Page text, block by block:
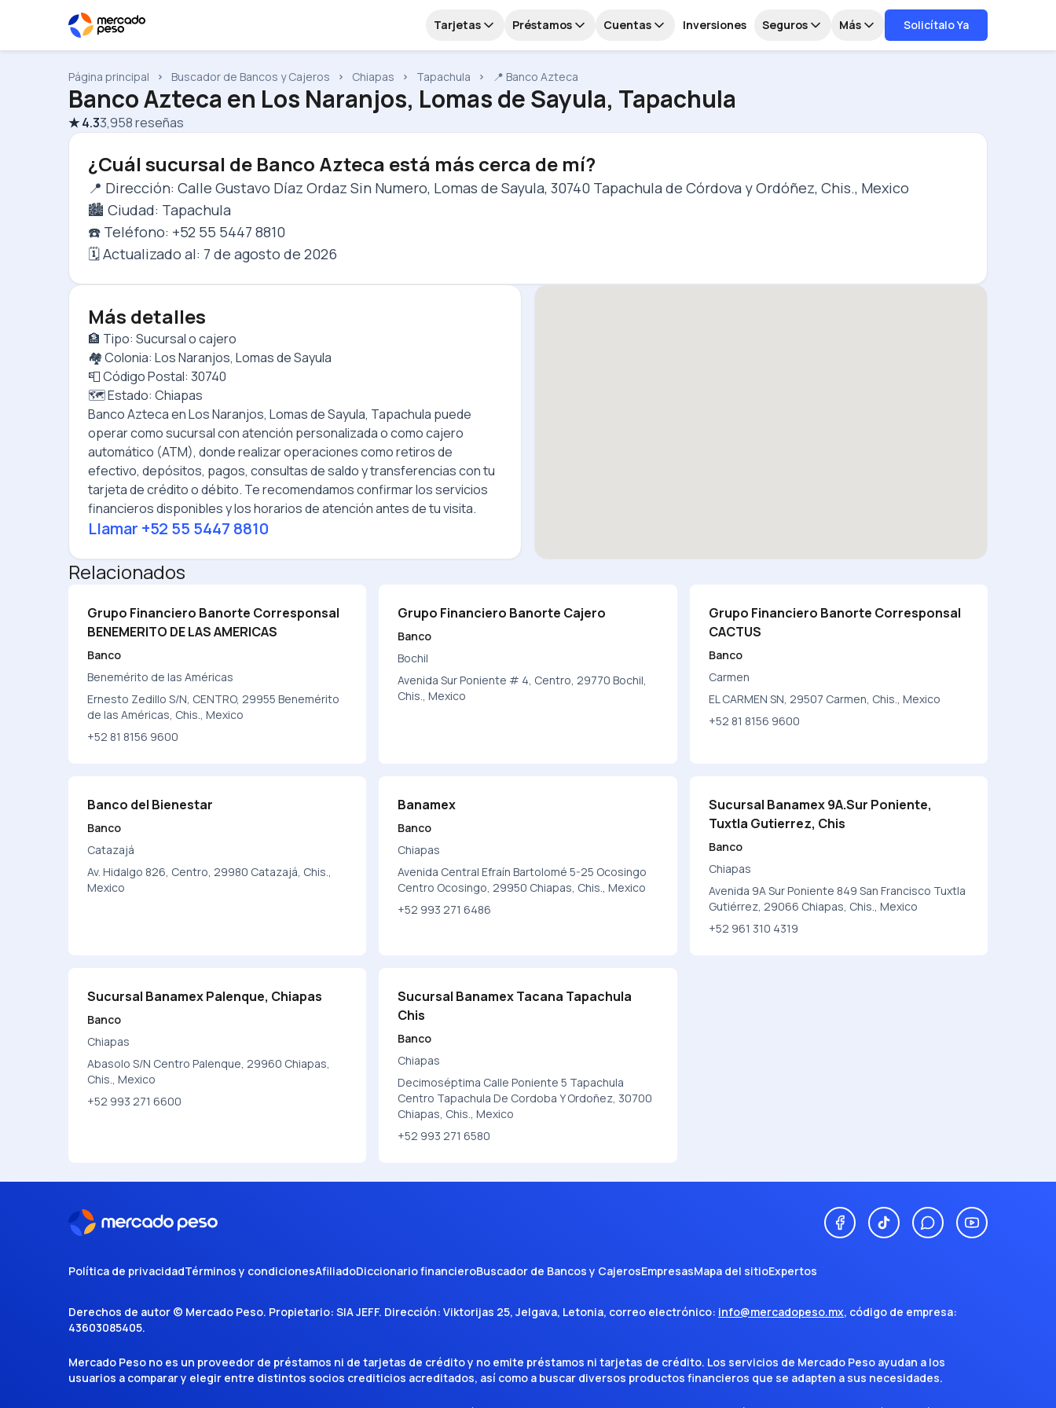
Tarjetas Préstamos Cuentas Inversiones Seguros Más Solicítalo Ya
Página principal Buscador de Bancos y Cajeros Chiapas Tapachula 📍 Banco Azteca
Banco Azteca en Los Naranjos, Lomas de Sayula, Tapachula
★4.33,958reseñas
¿Cuál sucursal de Banco Azteca está más cerca de mí?
📍 Dirección: Calle Gustavo Díaz Ordaz Sin Numero, Lomas de Sayula, 30740 Tapachula de Córdova y Ordóñez, Chis., Mexico
🏙️ Ciudad: Tapachula
☎️ Teléfono: +52 55 5447 8810
🗓️ Actualizado al: 7 de agosto de 2026
Más detalles
🏦 Tipo: Sucursal o cajero
🏘️ Colonia: Los Naranjos, Lomas de Sayula
📮 Código Postal: 30740
🗺️ Estado: Chiapas
Banco AztecaenLos Naranjos, Lomas de Sayula, Tapachula puede
operar como sucursal con atención personalizada o como cajero
automático (ATM), donde realizar operaciones como retiros de
efectivo, depósitos, pagos, consultas de saldo y transferencias con tu
tarjeta de crédito o débito. Te recomendamos confirmar los servicios
financieros disponibles y los horarios de atención antes de tu visita.
Llamar +52 55 5447 8810
Relacionados
Grupo Financiero Banorte Corresponsal
BENEMERITO DE LAS AMERICAS
Banco
Benemérito de las Américas
Ernesto Zedillo S/N, CENTRO, 29955 Benemérito
de las Américas, Chis., Mexico
+52 81 8156 9600
Grupo Financiero Banorte Cajero
Banco
Bochil
Avenida Sur Poniente # 4, Centro, 29770 Bochil,
Chis., Mexico
Grupo Financiero Banorte Corresponsal
CACTUS
Banco
Carmen
EL CARMEN SN, 29507 Carmen, Chis., Mexico
+52 81 8156 9600
Banco del Bienestar
Banco
Catazajá
Av. Hidalgo 826, Centro, 29980 Catazajá, Chis.,
Mexico
Banamex
Banco
Chiapas
Avenida Central Efraín Bartolomé 5-25 Ocosingo
Centro Ocosingo, 29950 Chiapas, Chis., Mexico
+52 993 271 6486
Sucursal Banamex 9A.Sur Poniente,
Tuxtla Gutierrez, Chis
Banco
Chiapas
Avenida 9A Sur Poniente 849 San Francisco Tuxtla
Gutiérrez, 29066 Chiapas, Chis., Mexico
+52 961 310 4319
Sucursal Banamex Palenque, Chiapas
Banco
Chiapas
Abasolo S/N Centro Palenque, 29960 Chiapas,
Chis., Mexico
+52 993 271 6600
Sucursal Banamex Tacana Tapachula
Chis
Banco
Chiapas
Decimoséptima Calle Poniente 5 Tapachula
Centro Tapachula De Cordoba Y Ordoñez, 30700
Chiapas, Chis., Mexico
+52 993 271 6580
Política de privacidadTérminos y condicionesAfiliadoDiccionario financieroBuscador de Bancos y CajerosEmpresasMapa del sitioExpertos
Derechos de autor © Mercado Peso. Propietario: SIA JEFF. Dirección: Viktorijas 25, Jelgava, Letonia, correo electrónico: info@mercadopeso.mx, código de empresa:
43603085405.
Mercado Peso no es un proveedor de préstamos ni de tarjetas de crédito y no emite préstamos ni tarjetas de crédito. Los servicios de Mercado Peso ayudan a los
usuarios a comparar y elegir entre distintos socios crediticios acreditados, así como a buscar diversos productos financieros que se adapten a sus necesidades.